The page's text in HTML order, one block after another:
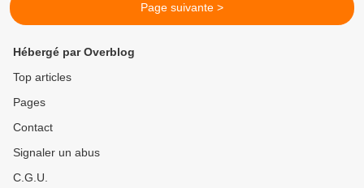
Page suivante >
Hébergé par Overblog
Top articles
Pages
Contact
Signaler un abus
C.G.U.